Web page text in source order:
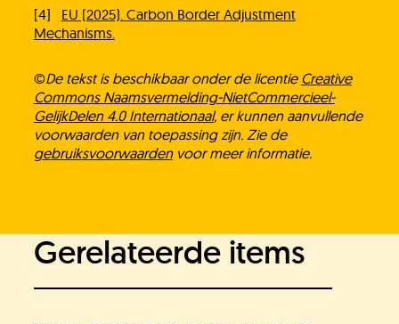
[4] EU (2025). Carbon Border Adjustment
Mechanisms.
©De tekst is beschikbaar onder de licentie Creative
Commons Naamsvermelding-NietCommercieel-
GelijkDelen 4.0 Internationaal, er kunnen aanvullende
voorwaarden van toepassing zijn. Zie de
gebruiksvoorwaardenvoor meer informatie.
Gerelateerde items